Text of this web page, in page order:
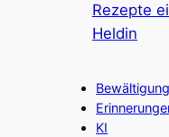
Rezepte
Heldin
Bewältigung
KI